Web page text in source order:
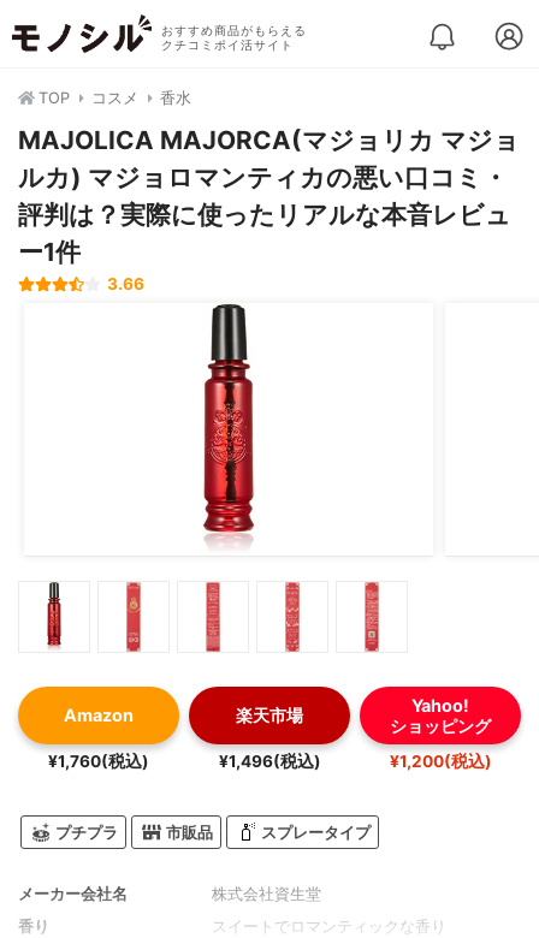
おすすめ商品がもらえる
クチコミポイ活サイト
TOP コスメ 香水
MAJOLICA MAJORCA(マジョリカ マジョ
ルカ) マジョロマンティカの悪い口コミ・
評判は？実際に使ったリアルな本音レビュ
ー1件
3.66
Amazon
¥1,760(税込)
楽天市場
¥1,496(税込)
Yahoo!
ショッピング
¥1,200(税込)
プチプラ 市販品 スプレータイプ
メーカー会社名
株式会社資生堂
香り
スイートでロマンティックな香り